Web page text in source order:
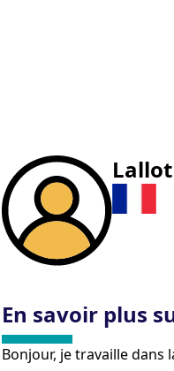
Lallot
En savoir plus
Bonjour, je travaille dans